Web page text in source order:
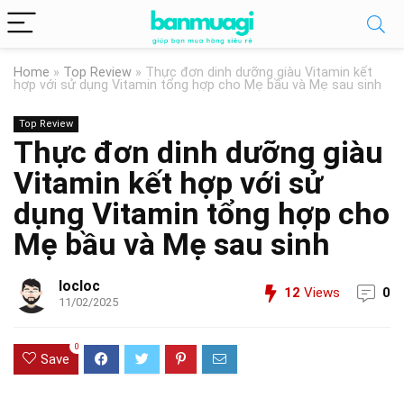
Home » Top Review » Thực đơn dinh dưỡng giàu Vitamin kết
hợp với sử dụng Vitamin tổng hợp cho Mẹ bầu và Mẹ sau sinh
Top Review
Thực đơn dinh dưỡng giàu
Vitamin kết hợp với sử
dụng Vitamin tổng hợp cho
Mẹ bầu và Mẹ sau sinh
locloc
11/02/2025
12 Views 0
Save
0